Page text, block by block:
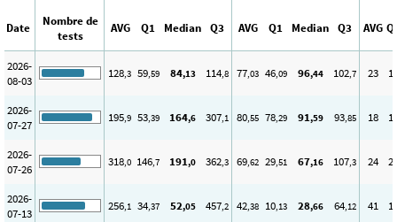
Date
Nombre de
tests
AVG Q1 Median Q3 AVG Q1 Median Q3 AVG
2026-
08-03
128,3 59,59 84,13 114,8 77,03 46,09 96,44 102,7 23
2026-
07-27
195,9 53,39 164,6 307,1 80,55 78,29 91,59 93,85 18
2026-
07-26
318,0 146,7 191,0 362,3 69,62 29,51 67,16 107,3 24
2026-
07-13
256,1 34,37 52,05 457,2 42,38 10,13 28,66 64,12 41